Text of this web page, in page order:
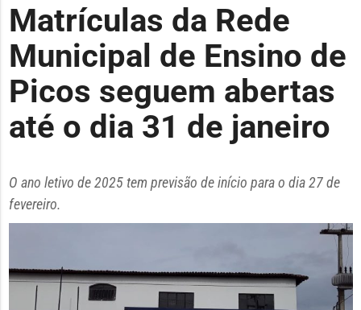
Matrículas da Rede
Municipal de Ensino de
Picos seguem abertas
até o dia 31 de janeiro
O ano letivo de 2025 tem previsão de início para o dia 27 de
fevereiro.